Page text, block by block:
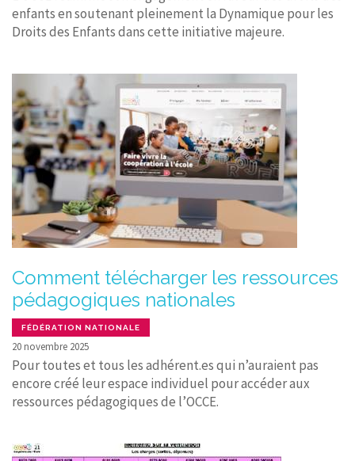
enfants en soutenant pleinement la Dynamique pour les
Droits des Enfants dans cette initiative majeure.
Comment télécharger les ressources
pédagogiques nationales
FÉDÉRATION NATIONALE
20 novembre 2025
Pour toutes et tous les adhérent.es qui n’auraient pas
encore créé leur espace individuel pour accéder aux
ressources pédagogiques de l’OCCE.